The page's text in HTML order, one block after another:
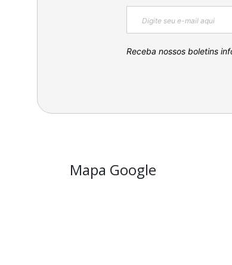
Receba nossos boletins
Mapa Google